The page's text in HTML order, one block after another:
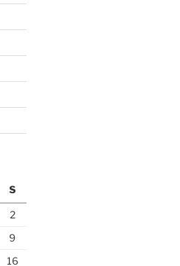
S
2
9
16